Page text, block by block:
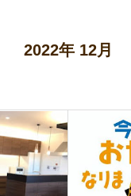
2022年 12月